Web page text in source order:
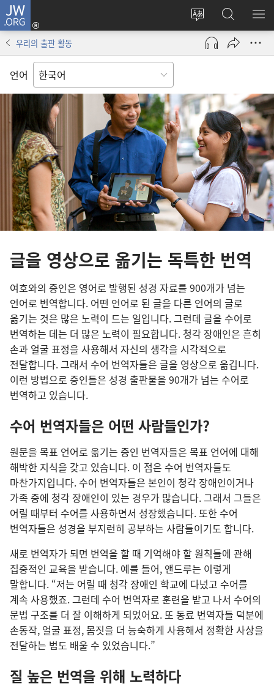
JW.ORG
사이트
언어
변경
로그인
(새로운
열기)
JW.ORG
검색
메
우리의 출판 활동
언어
글을 영상으로 옮기는 독특한 번역
여호와의 증인은 영어로 발행된 성경 자료를 900개가 넘는
언어로 번역합니다. 어떤 언어로 된 글을 다른 언어의 글로
옮기는 것은 많은 노력이 드는 일입니다. 그런데 글을 수어로
번역하는 데는 더 많은 노력이 필요합니다. 청각 장애인은 흔히
손과 얼굴 표정을 사용해서 자신의 생각을 시각적으로
전달합니다. 그래서 수어 번역자들은 글을 영상으로 옮깁니다.
이런 방법으로 증인들은 성경 출판물을 90개가 넘는 수어로
번역하고 있습니다.
수어 번역자들은 어떤 사람들인가?
원문을 목표 언어로 옮기는 증인 번역자들은 목표 언어에 대해
해박한 지식을 갖고 있습니다. 이 점은 수어 번역자들도
마찬가지입니다. 수어 번역자들은 본인이 청각 장애인이거나
가족 중에 청각 장애인이 있는 경우가 많습니다. 그래서 그들은
어릴 때부터 수어를 사용하면서 성장했습니다. 또한 수어
번역자들은 성경을 부지런히 공부하는 사람들이기도 합니다.
새로 번역자가 되면 번역을 할 때 기억해야 할 원칙들에 관해
집중적인 교육을 받습니다. 예를 들어, 앤드루는 이렇게
말합니다. “저는 어릴 때 청각 장애인 학교에 다녔고 수어를
계속 사용했죠. 그런데 수어 번역자로 훈련을 받고 나서 수어의
문법 구조를 더 잘 이해하게 되었어요. 또 동료 번역자들 덕분에
손동작, 얼굴 표정, 몸짓을 더 능숙하게 사용해서 정확한 사상을
전달하는 법도 배울 수 있었습니다.”
질 높은 번역을 위해 노력하다